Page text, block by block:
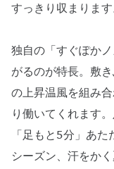
すっきり収まります
独自の「すぐぽか
がるのが特長。敷
の上昇温風を組み
り働いてくれます
「足もと5分」あ
シーズン、汗をか